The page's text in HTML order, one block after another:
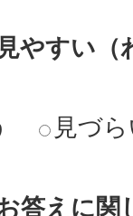
やすい
見づ
答えに関